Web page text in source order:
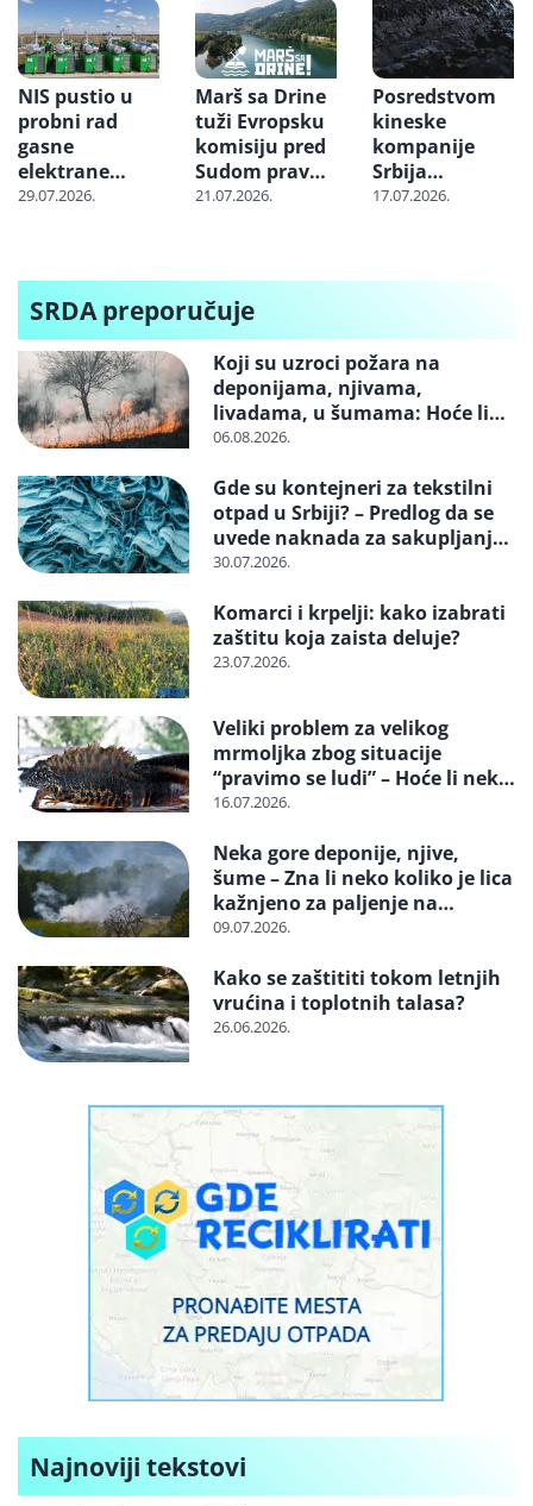
NIS pustio u
probni rad
gasne
elektrane
“Banatsko
29.07.2026.
Marš sa Drine
tuži Evropsku
komisiju pred
Sudom pravde
EU zbog
21.07.2026.
Posredstvom
kineske
kompanije
Srbija
nabavlja
stigne do
Balkana
17.07.2026.
SRDA preporučuje
Koji su uzroci požara na
deponijama, njivama,
livadama, u šumama: Hoće li
neko konačno biti kažnjen
06.08.2026.
Gde su kontejneri za tekstilni
otpad u Srbiji? – Predlog da se
uvede naknada za sakupljanje i
reciklažu i svrstavanje u
30.07.2026.
Komarci i krpelji: kako izabrati
zaštitu koja zaista deluje?
23.07.2026.
Veliki problem za velikog
mrmoljka zbog situacije
“pravimo se ludi” – Hoće li neko
reagovati i spasiti strogo
16.07.2026.
Neka gore deponije, njive,
šume – Zna li neko koliko je lica
kažnjeno za paljenje na
otvorenom
09.07.2026.
Kako se zaštititi tokom letnjih
vrućina i toplotnih talasa?
26.06.2026.
Najnoviji tekstovi